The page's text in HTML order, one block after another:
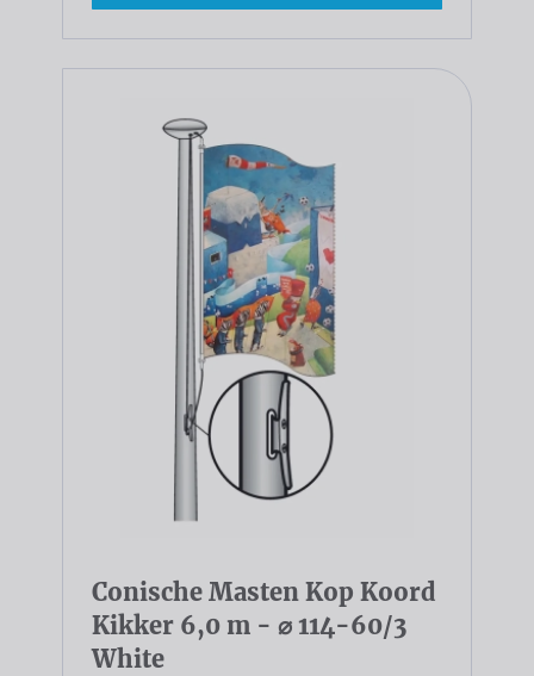
Conische Masten Kop Koord
Kikker 6,0 m - ⌀ 114-60/3
White